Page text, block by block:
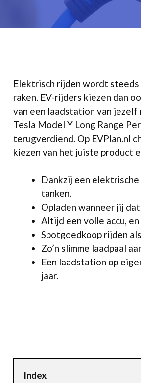
Elektrisch rijden wordt
raken. EV-rijders kiezen dan
van een laadstation van
Tesla Model Y Long Range
terugverdiend. Op EVPlan.nl
kiezen van het juiste product
Dankzij een
tanken.
Opladen wanneer jij
Altijd een volle accu,
Spotgoedkoop rijden
Zo’n slimme laadpaal
Een laadstation op
jaar.
Index